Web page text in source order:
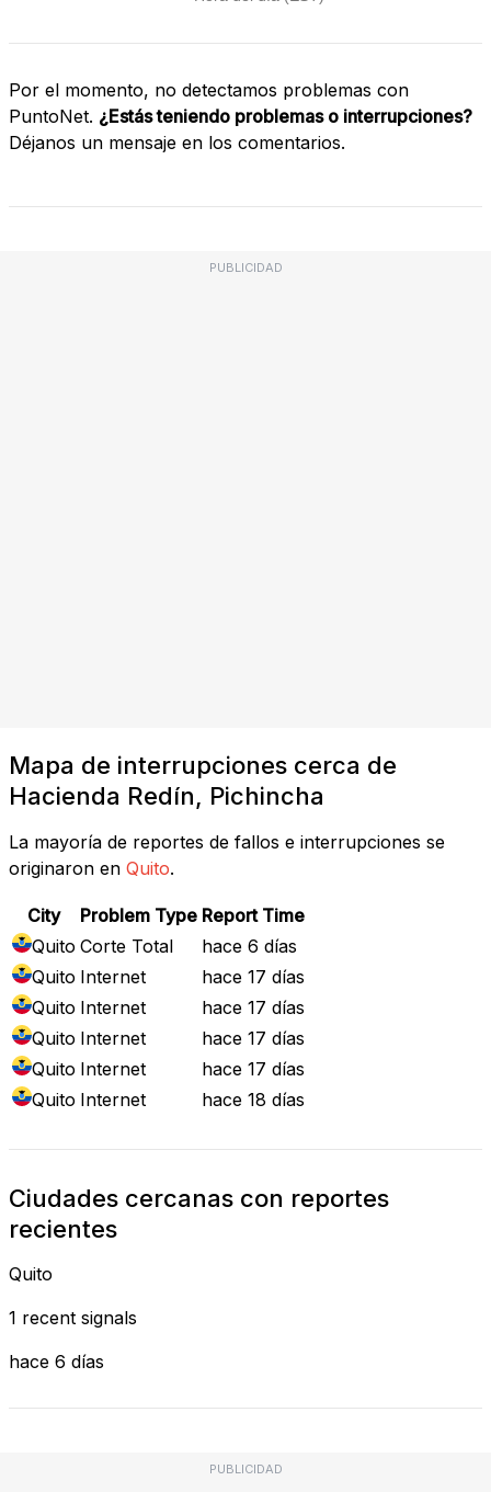
Por el momento, no detectamos problemas con
PuntoNet. ¿Estás teniendo problemas o interrupciones?
Déjanos un mensaje en los comentarios.
PUBLICIDAD
Mapa de interrupciones cerca de
Hacienda Redín, Pichincha
La mayoría de reportes de fallos e interrupciones se
originaron en Quito.
City Problem Type Report Time
Quito Corte Total
hace 6 días
Quito Internet
hace 17 días
Quito Internet
hace 17 días
Quito Internet
hace 17 días
Quito Internet
hace 17 días
Quito Internet hace 18 días
Ciudades cercanas con reportes
recientes
Quito
1 recent signals
hace 6 días
PUBLICIDAD